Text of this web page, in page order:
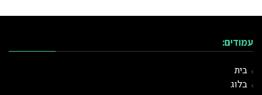
עמודים:
בית
בלוג